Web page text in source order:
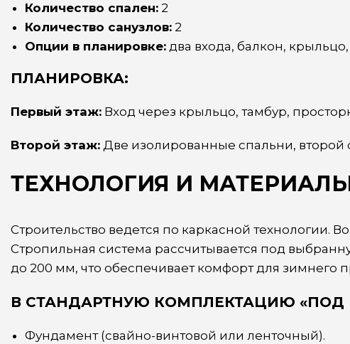
Количество спален: 2
Количество санузлов: 2
Опции в планировке: два входа, балкон,
ПЛАНИРОВКА:
Первый этаж: Вход через крыльцо, тамбур,
Второй этаж: Две изолированные спальни, второй
ТЕХНОЛОГИЯ И
Строительство ведется по каркасной технологии.
Стропильная система рассчитывается под
до 200 мм, что обеспечивает комфорт для зимнего
В СТАНДАРТНУЮ КОМПЛЕКТАЦИЮ «ПОД
Фундамент (свайно-винтовой или ленточный).